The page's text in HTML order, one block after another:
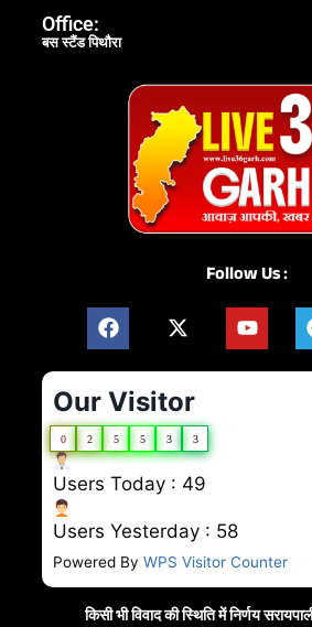
Office:
बस स्टैंड पिथौरा
Follow Us :
Our Visitor
0 2 5 5 3 3
Users Today : 49
Users Yesterday : 58
Powered By WPS Visitor Counter
किसी भी विवाद की स्थिति में निर्णय